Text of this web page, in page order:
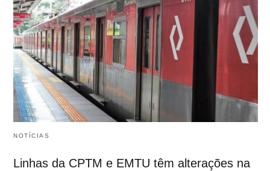
NOTÍCIAS
Linhas da CPTM e EMTU têm alterações na